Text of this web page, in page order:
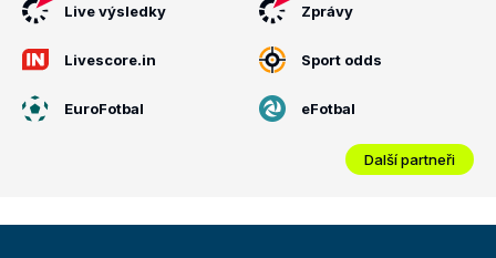
Live výsledky Zprávy
Livescore.in Sport odds
EuroFotbal eFotbal
Další partneři